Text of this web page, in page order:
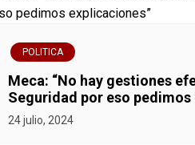
POLITICA
Meca: “No hay gestiones
Seguridad por eso pedimos
24 julio, 2024